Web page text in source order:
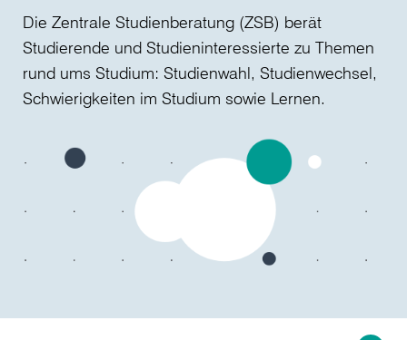
Die Zentrale Studienberatung (ZSB) berät
Studierende und Studieninteressierte zu Themen
rund ums Studium: Studienwahl, Studienwechsel,
Schwierigkeiten im Studium sowie Lernen.